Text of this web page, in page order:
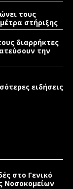
τους
στήριξης
διαρρήκτες
την
ειδήσεις
στο Γενικό
Νοσοκομείων